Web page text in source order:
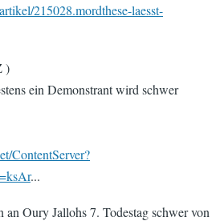
215028.mordthese-laesst-
)
ein Demonstrant wird schwer
ContentServer?
...
Oury Jallohs 7. Todestag schwer von